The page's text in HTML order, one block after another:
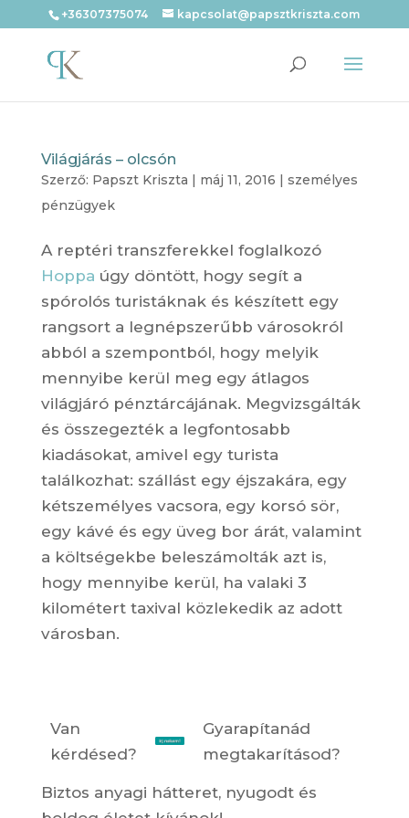
+36307375074 kapcsolat@papsztkriszta.com
Világjárás – olcsón
Szerző: Papszt Kriszta | máj 11, 2016 | személyes
pénzügyek
A reptéri transzferekkel foglalkozó
Hoppa úgy döntött, hogy segít a
spórolós turistáknak és készített egy
rangsort a legnépszerűbb városokról
abból a szempontból, hogy melyik
mennyibe kerül meg egy átlagos
világjáró pénztárcájának. Megvizsgálták
és összegezték a legfontosabb
kiadásokat, amivel egy turista
találkozhat: szállást egy éjszakára, egy
kétszemélyes vacsora, egy korsó sör,
egy kávé és egy üveg bor árát, valamint
a költségekbe beleszámolták azt is,
hogy mennyibe kerül, ha valaki 3
kilométert taxival közlekedik az adott
városban.
Van
kérdésed?
Gyarapítanád
megtakarításod?
Biztos anyagi hátteret, nyugodt és